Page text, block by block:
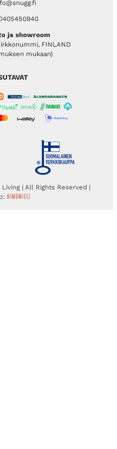
ja showroom
FINLAND
mukaan)
| All Rights Reserved |